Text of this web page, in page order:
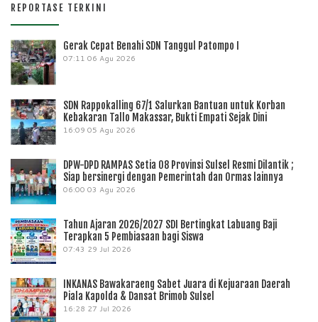
REPORTASE TERKINI
Gerak Cepat Benahi SDN Tanggul Patompo I
07:11 06 Agu 2026
SDN Rappokalling 67/1 Salurkan Bantuan untuk Korban
Kebakaran Tallo Makassar, Bukti Empati Sejak Dini
16:09 05 Agu 2026
DPW-DPD RAMPAS Setia 08 Provinsi Sulsel Resmi Dilantik ;
Siap bersinergi dengan Pemerintah dan Ormas lainnya
06:00 03 Agu 2026
Tahun Ajaran 2026/2027 SDI Bertingkat Labuang Baji
Terapkan 5 Pembiasaan bagi Siswa
07:43 29 Jul 2026
INKANAS Bawakaraeng Sabet Juara di Kejuaraan Daerah
Piala Kapolda & Dansat Brimob Sulsel
16:28 27 Jul 2026